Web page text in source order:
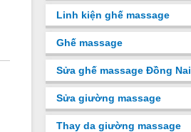
Linh kiện ghế massage
Ghế massage
Sửa ghế massage Đồng Nai
Sửa giường massage
Thay da giường massage